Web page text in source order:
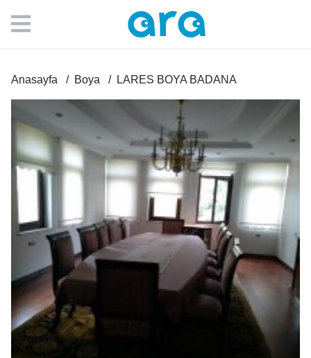
Anasayfa Boya LARES BOYA BADANA